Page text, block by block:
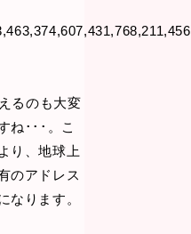
るのも大変
ね･･･。こ
り、地球上
のアドレス
なります。